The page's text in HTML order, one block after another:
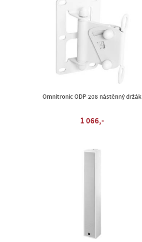
Omnitronic ODP-208 nástěnný držák
1 066,-